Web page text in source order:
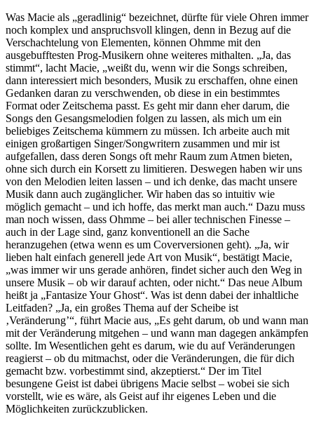
Was Macie als „geradlinig“ bezeichnet, dürfte für viele Ohren immer
noch komplex und anspruchsvoll klingen, denn in Bezug auf die
Verschachtelung von Elementen, können Ohmme mit den
ausgebufftesten Prog-Musikern ohne weiteres mithalten. „Ja, das
stimmt“, lacht Macie, „weißt du, wenn wir die Songs schreiben,
dann interessiert mich besonders, Musik zu erschaffen, ohne einen
Gedanken daran zu verschwenden, ob diese in ein bestimmtes
Format oder Zeitschema passt. Es geht mir dann eher darum, die
Songs den Gesangsmelodien folgen zu lassen, als mich um ein
beliebiges Zeitschema kümmern zu müssen. Ich arbeite auch mit
einigen großartigen Singer/Songwritern zusammen und mir ist
aufgefallen, dass deren Songs oft mehr Raum zum Atmen bieten,
ohne sich durch ein Korsett zu limitieren. Deswegen haben wir uns
von den Melodien leiten lassen – und ich denke, das macht unsere
Musik dann auch zugänglicher. Wir haben das so intuitiv wie
möglich gemacht – und ich hoffe, das merkt man auch.“ Dazu muss
man noch wissen, dass Ohmme – bei aller technischen Finesse –
auch in der Lage sind, ganz konventionell an die Sache
heranzugehen (etwa wenn es um Coverversionen geht). „Ja, wir
lieben halt einfach generell jede Art von Musik“, bestätigt Macie,
„was immer wir uns gerade anhören, findet sicher auch den Weg in
unsere Musik – ob wir darauf achten, oder nicht.“ Das neue Album
heißt ja „Fantasize Your Ghost“. Was ist denn dabei der inhaltliche
Leitfaden? „Ja, ein großes Thema auf der Scheibe ist
‚Veränderung’“, führt Macie aus, „Es geht darum, ob und wann man
mit der Veränderung mitgehen – und wann man dagegen ankämpfen
sollte. Im Wesentlichen geht es darum, wie du auf Veränderungen
reagierst – ob du mitmachst, oder die Veränderungen, die für dich
gemacht bzw. vorbestimmt sind, akzeptierst.“ Der im Titel
besungene Geist ist dabei übrigens Macie selbst – wobei sie sich
vorstellt, wie es wäre, als Geist auf ihr eigenes Leben und die
Möglichkeiten zurückzublicken.